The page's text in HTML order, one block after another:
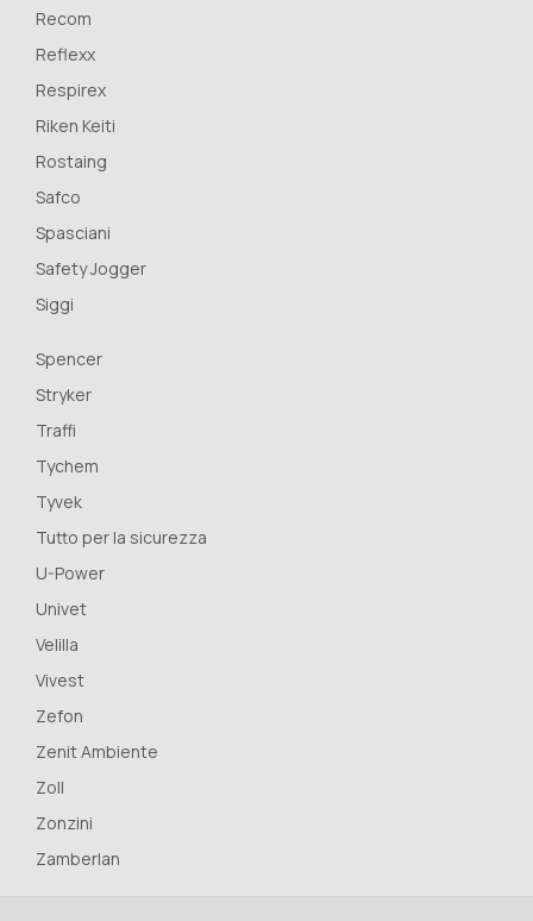
Recom
Reflexx
Respirex
Riken Keiti
Rostaing
Safco
Spasciani
Safety Jogger
Siggi
Spencer
Stryker
Traffi
Tychem
Tyvek
Tutto per la sicurezza
U-Power
Univet
Velilla
Vivest
Zefon
Zenit Ambiente
Zoll
Zonzini
Zamberlan